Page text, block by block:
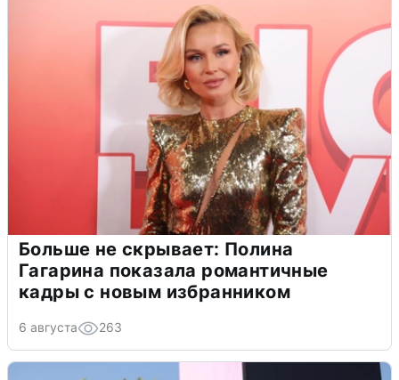
Больше не скрывает: Полина
Гагарина показала романтичные
кадры с новым избранником
6 августа 263